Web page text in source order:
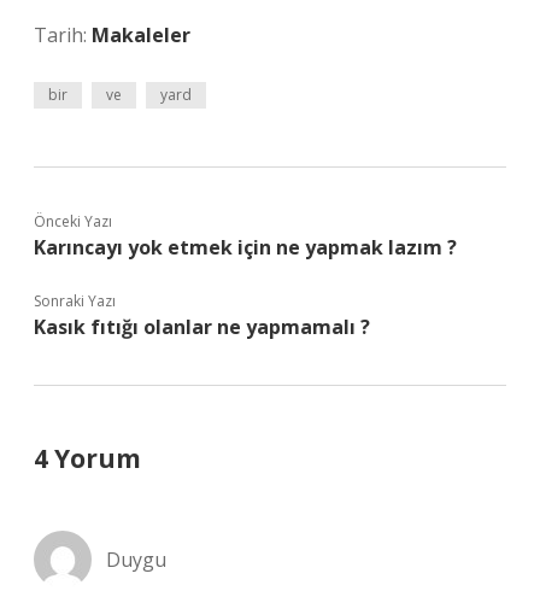
Tarih: Makaleler
bir ve yard
Önceki Yazı
Karıncayı yok etmek için ne yapmak lazım ?
Sonraki Yazı
Kasık fıtığı olanlar ne yapmamalı ?
4 Yorum
Duygu